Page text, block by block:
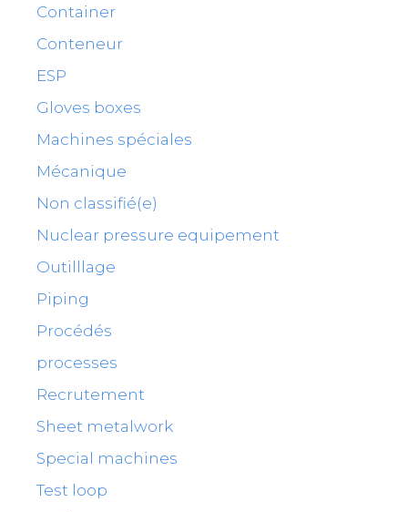
Container
Conteneur
ESP
Gloves boxes
Machines spéciales
Mécanique
Non classifié(e)
Nuclear pressure equipement
Outilllage
Piping
Procédés
processes
Recrutement
Sheet metalwork
Special machines
Test loop